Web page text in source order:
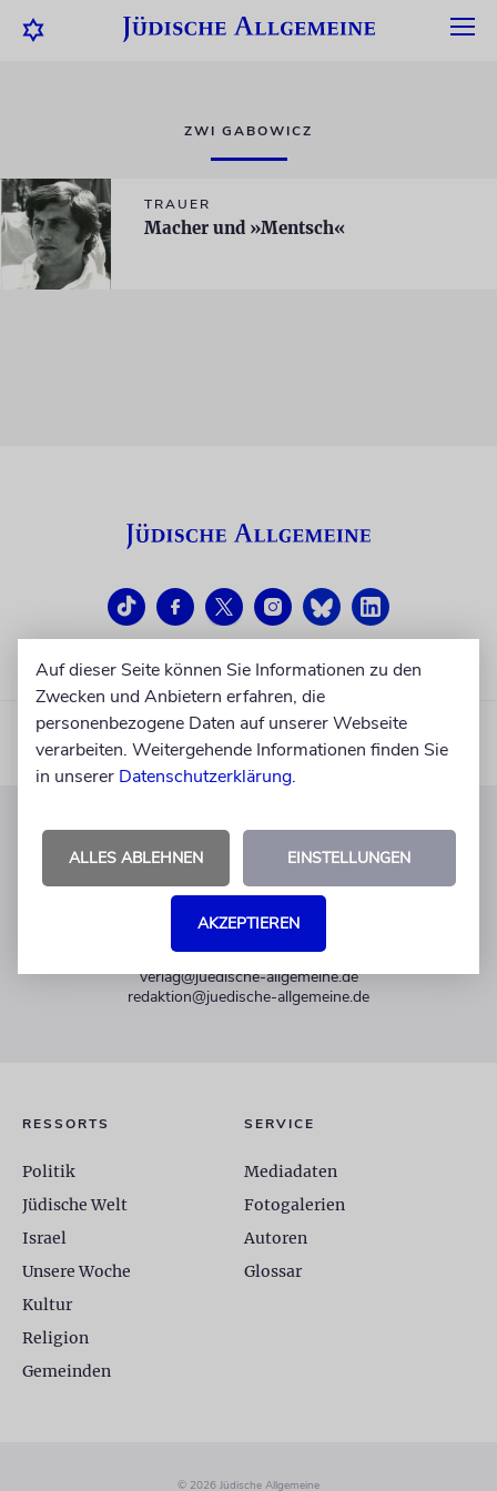
ZWI GABOWICZ
TRAUER
Macher und »Mentsch«
KUNDENSERVICE
+49 30 275833 0
Mo-Do 9-17 Uhr
verlag@juedische-allgemeine.de
redaktion@juedische-allgemeine.de
RESSORTS
Politik
Jüdische Welt
Israel
Unsere Woche
Kultur
Religion
Gemeinden
SERVICE
Mediadaten
Fotogalerien
Autoren
Glossar
© 2026 Jüdische Allgemeine
Auf dieser Seite können Sie Informationen zu den
Zwecken und Anbietern erfahren, die
personenbezogene Daten auf unserer Webseite
verarbeiten. Weitergehende Informationen finden Sie
in unserer Datenschutzerklärung.
ALLES ABLEHNEN EINSTELLUNGEN
AKZEPTIEREN